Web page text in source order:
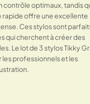
contrôle optimaux, tandis
rapide offre une excellente
Ces stylos sont
qui cherchent à créer des
Le lot de 3 stylos Tikky
les professionnels et les